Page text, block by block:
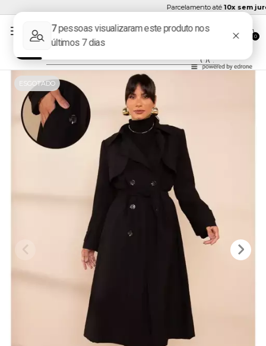
Parcelamento até10x sem juros
0
ESGOTADO